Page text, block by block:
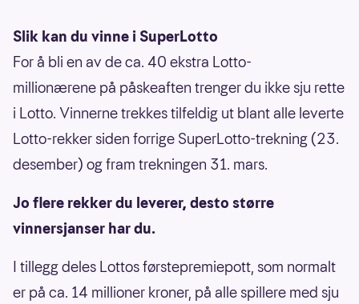
Slik kan du vinne i SuperLotto
For å bli en av de ca. 40 ekstra Lotto-
millionærene på påskeaften trenger du ikke sju rette
i Lotto. Vinnerne trekkes tilfeldig ut blant alle leverte
Lotto-rekker siden forrige SuperLotto-trekning (23.
desember) og fram trekningen 31. mars.
Jo flere rekker du leverer, desto større
vinnersjanser har du.
I tillegg deles Lottos førstepremiepott, som normalt
er på ca. 14 millioner kroner, på alle spillere med sju